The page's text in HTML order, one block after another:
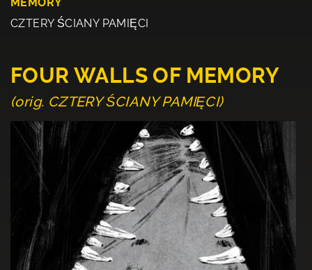
CZTERY ŚCIANY PAMIĘCI
FOUR WALLS OF MEMORY
(orig. CZTERY ŚCIANY PAMIĘCI)